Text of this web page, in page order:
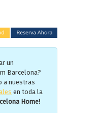
un
Barcelona?
a nuestras
en toda la
Home!